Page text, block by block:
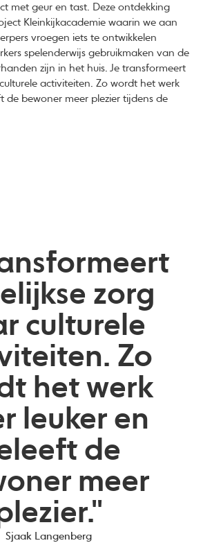
met geur en tast. Deze ontdekking
Kleinkijkacademie waarin we aan
vroegen iets te ontwikkelen
spelenderwijs gebruikmaken van de
zijn in het huis. Je transformeert
activiteiten. Zo wordt het werk
de bewoner meer plezier tijdens de
zorg
culturele
Zo
het werk
leuker en
de
meer
Sjaak Langenberg